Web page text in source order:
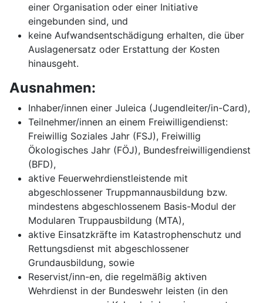
einer Organisation oder einer Initiative
eingebunden sind, und
keine Aufwandsentschädigung erhalten, die über
Auslagenersatz oder Erstattung der Kosten
hinausgeht.
Ausnahmen:
Inhaber/innen einer Juleica (Jugendleiter/in-Card),
Teilnehmer/innen an einem Freiwilligendienst:
Freiwillig Soziales Jahr (FSJ), Freiwillig
Ökologisches Jahr (FÖJ), Bundesfreiwilligendienst
(BFD),
aktive Feuerwehrdienstleistende mit
abgeschlossener Truppmannausbildung bzw.
mindestens abgeschlossenem Basis-Modul der
Modularen Truppausbildung (MTA),
aktive Einsatzkräfte im Katastrophenschutz und
Rettungsdienst mit abgeschlossener
Grundausbildung, sowie
Reservist/inn-en, die regelmäßig aktiven
Wehrdienst in der Bundeswehr leisten (in den